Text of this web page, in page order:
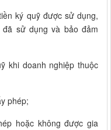
ký quỹ được sử dụng,
sử dụng và bảo đảm
khi doanh nghiệp thuộc
phép;
hoặc không được gia